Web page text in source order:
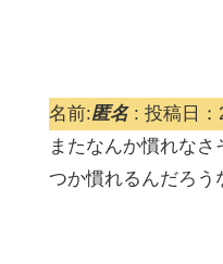
名前:匿名: 投稿日：
またなんか慣れな
つか慣れるんだろう